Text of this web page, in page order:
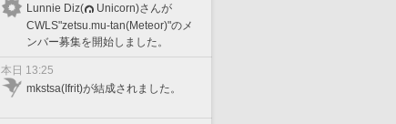
Lunnie Diz(
Unicorn)さんが
CWLS"zetsu.mu-tan(Meteor)"のメ
ンバー募集を開始しました。
本日 13:25
mkstsa(Ifrit)が結成されました。